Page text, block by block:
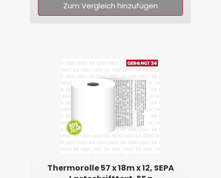
Zum Vergleich hinzufügen
Thermorolle 57 x 18m x 12, SEPA